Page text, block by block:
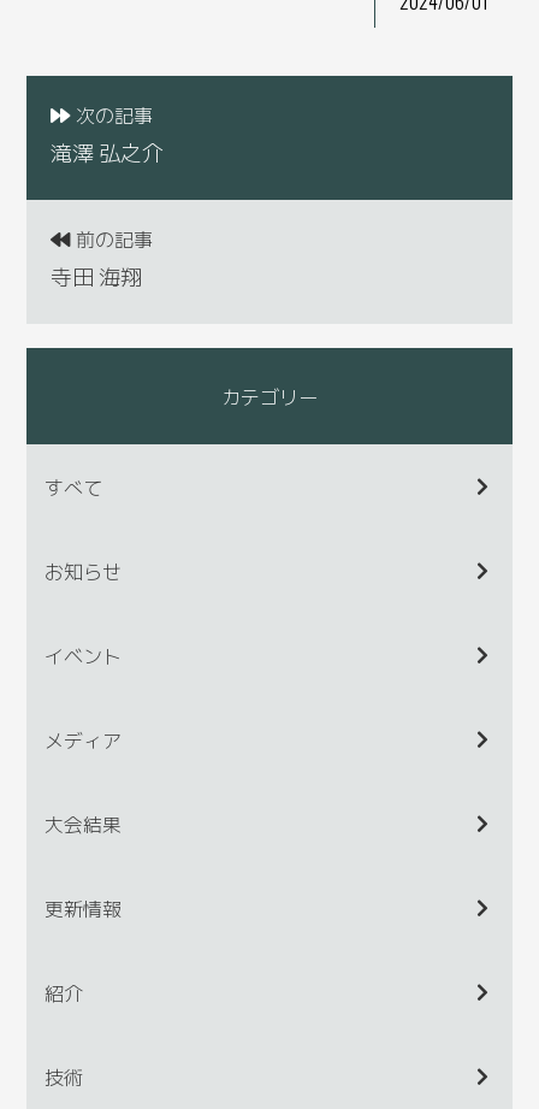
次の記事
滝澤 弘之介
前の記事
寺田 海翔
カテゴリー
すべて
お知らせ
イベント
メディア
大会結果
更新情報
紹介
技術